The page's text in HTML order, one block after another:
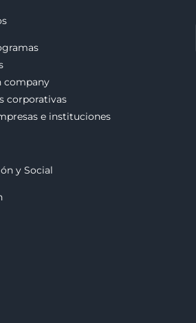
company
corporativas
e instituciones
y Social